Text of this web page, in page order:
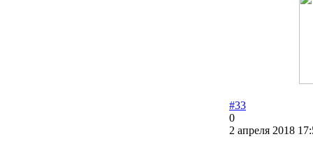
#33
0
2 апреля 2018